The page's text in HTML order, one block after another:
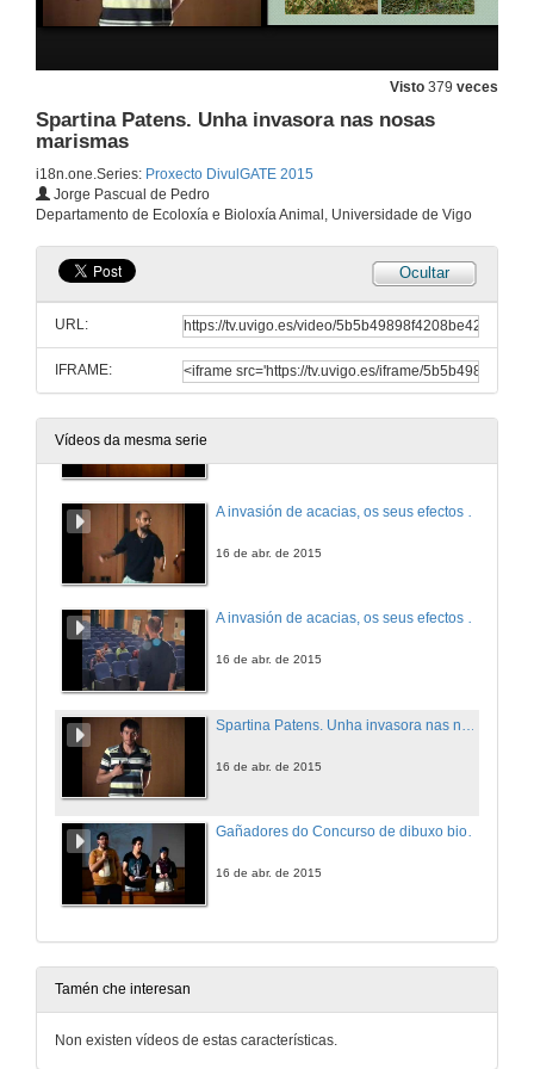
Visto 379 veces
Spartina Patens. Unha invasora nas nosas
marismas
i18n.one.Series: Proxecto DivulGATE 2015
Jorge Pascual de Pedro
Departamento de Ecoloxía e Bioloxía Animal, Universidade de Vigo
Ocultar
URL:
IFRAME:
Vídeos da mesma serie
16 de abr. de 2015
As plantas exóticas invasoras: Un problema sen control
16 de abr. de 2015
O cangrexo roxo americano
16 de abr. de 2015
16 de abr. de 2015
A invasión de acacias, os seus efectos e posibles remedios, en Portugal
16 de abr. de 2015
16 de abr. de 2015
Gañadores do Concurso de dibuxo biolóxico
16 de abr. de 2015
Tamén che interesan
Non existen vídeos de estas características.